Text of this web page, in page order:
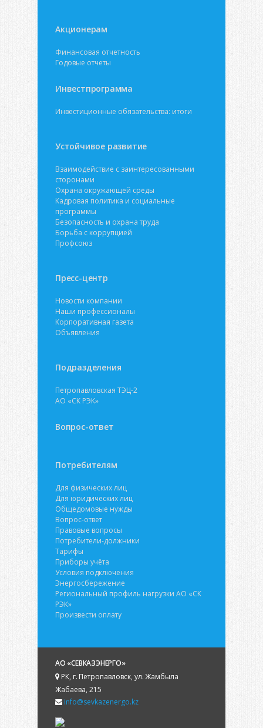
Акционерам
Финансовая отчетность
Годовые отчеты
Инвестпрограмма
Инвестиционные обязательства: итоги
Устойчивое развитие
Взаимодействие с заинтересованными
сторонами
Охрана окружающей среды
Кадровая политика и социальные
программы
Безопасность и охрана труда
Борьба с коррупцией
Профсоюз
Пресс-центр
Новости компании
Наши профессионалы
Корпоративная газета
Объявления
Подразделения
Петропавловская ТЭЦ-2
АО «СК РЭК»
Вопрос-ответ
Потребителям
Для физических лиц
Для юридических лиц
Общедомовые нужды
Вопрос-ответ
Правовые вопросы
Потребители-должники
Тарифы
Приборы учёта
Условия подключения
Энергосбережение
Региональный профиль нагрузки АО «СК
РЭК»
Произвести оплату
АО «СЕВКАЗЭНЕРГО»
РК, г. Петропавловск, ул. Жамбыла
Жабаева, 215
info@sevkazenergo.kz